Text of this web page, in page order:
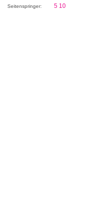
Seitenspringer: 5 10